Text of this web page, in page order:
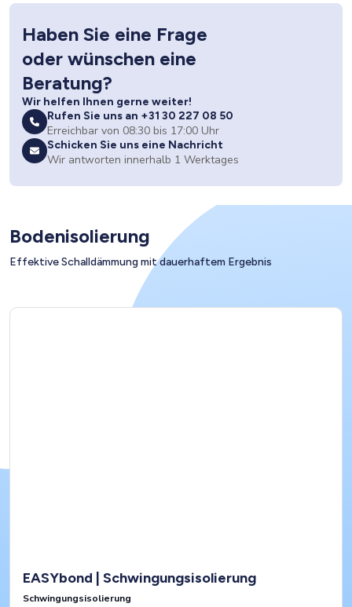
Haben Sie eine Frage
oder wünschen eine
Beratung?
Wir helfen Ihnen gerne weiter!
Rufen Sie uns an +31 30 227 08 50
Erreichbar von 08:30 bis 17:00 Uhr
Schicken Sie uns eine Nachricht
Wir antworten innerhalb 1 Werktages
Bodenisolierung
Effektive Schalldämmung mit dauerhaftem Ergebnis
EASYbond | Schwingungsisolierung
Schwingungsisolierung